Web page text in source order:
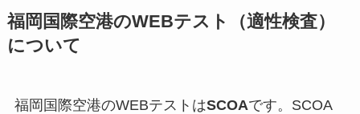
福岡国際空港のWEBテスト（適性検査）
について
福岡国際空港のWEBテストはSCOAです。SCOA